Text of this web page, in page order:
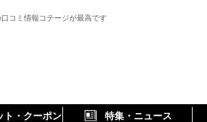
コミ情報コテージが最高です
ト・クーポン 特集・ニュース